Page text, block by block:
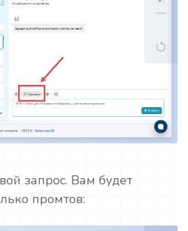
запрос. Вам будет
промтов: